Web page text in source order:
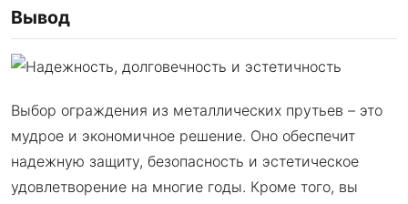
Вывод
Выбор ограждения из металлических прутьев – это
мудрое и экономичное решение. Оно обеспечит
надежную защиту, безопасность и эстетическое
удовлетворение на многие годы. Кроме того, вы